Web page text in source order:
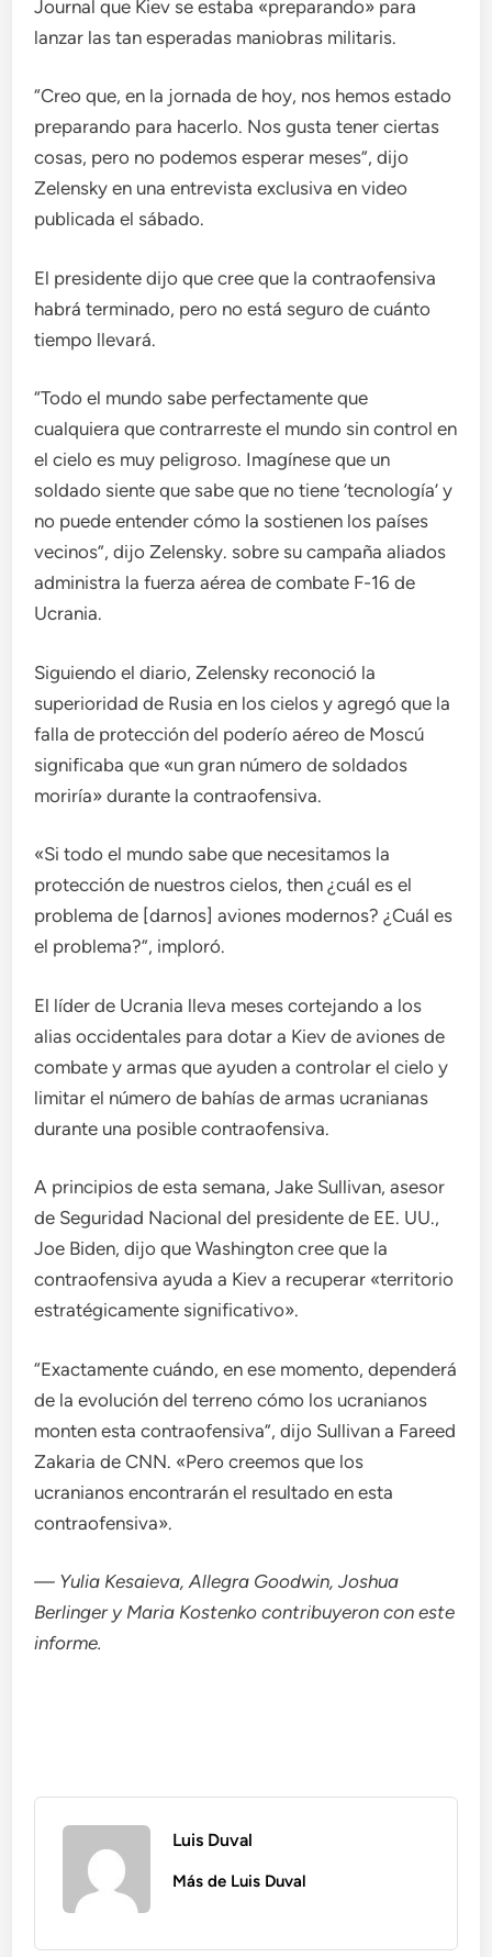
Journal que Kiev se estaba «preparando» para
lanzar las tan esperadas maniobras militaris.
“Creo que, en la jornada de hoy, nos hemos estado
preparando para hacerlo. Nos gusta tener ciertas
cosas, pero no podemos esperar meses”, dijo
Zelensky en una entrevista exclusiva en video
publicada el sábado.
El presidente dijo que cree que la contraofensiva
habrá terminado, pero no está seguro de cuánto
tiempo llevará.
“Todo el mundo sabe perfectamente que
cualquiera que contrarreste el mundo sin control en
el cielo es muy peligroso. Imagínese que un
soldado siente que sabe que no tiene ‘tecnología’ y
no puede entender cómo la sostienen los países
vecinos”, dijo Zelensky. sobre su campaña aliados
administra la fuerza aérea de combate F-16 de
Ucrania.
Siguiendo el diario, Zelensky reconoció la
superioridad de Rusia en los cielos y agregó que la
falla de protección del poderío aéreo de Moscú
significaba que «un gran número de soldados
moriría» durante la contraofensiva.
«Si todo el mundo sabe que necesitamos la
protección de nuestros cielos, then ¿cuál es el
problema de [darnos] aviones modernos? ¿Cuál es
el problema?”, imploró.
El líder de Ucrania lleva meses cortejando a los
alias occidentales para dotar a Kiev de aviones de
combate y armas que ayuden a controlar el cielo y
limitar el número de bahías de armas ucranianas
durante una posible contraofensiva.
A principios de esta semana, Jake Sullivan, asesor
de Seguridad Nacional del presidente de EE. UU.,
Joe Biden, dijo que Washington cree que la
contraofensiva ayuda a Kiev a recuperar «territorio
estratégicamente significativo».
“Exactamente cuándo, en ese momento, dependerá
de la evolución del terreno cómo los ucranianos
monten esta contraofensiva”, dijo Sullivan a Fareed
Zakaria de CNN. «Pero creemos que los
ucranianos encontrarán el resultado en esta
contraofensiva».
— Yulia Kesaieva, Allegra Goodwin, Joshua
Berlinger y Maria Kostenko contribuyeron con este
informe.
Luis Duval
Más de Luis Duval